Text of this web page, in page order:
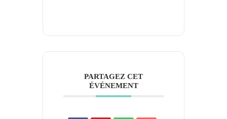
PARTAGEZ CET
ÉVÉNEMENT